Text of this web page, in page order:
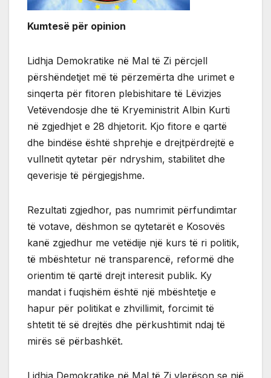
Kumtesë për opinion
Lidhja Demokratike në Mal të Zi përcjell
përshëndetjet më të përzemërta dhe urimet e
sinqerta për fitoren plebishitare të Lëvizjes
Vetëvendosje dhe të Kryeministrit Albin Kurti
në zgjedhjet e 28 dhjetorit. Kjo fitore e qartë
dhe bindëse është shprehje e drejtpërdrejtë e
vullnetit qytetar për ndryshim, stabilitet dhe
qeverisje të përgjegjshme.
Rezultati zgjedhor, pas numrimit përfundimtar
të votave, dëshmon se qytetarët e Kosovës
kanë zgjedhur me vetëdije një kurs të ri politik,
të mbështetur në transparencë, reformë dhe
orientim të qartë drejt interesit publik. Ky
mandat i fuqishëm është një mbështetje e
hapur për politikat e zhvillimit, forcimit të
shtetit të së drejtës dhe përkushtimit ndaj të
mirës së përbashkët.
Lidhja Demokratike në Mal të Zi vlerëson se një